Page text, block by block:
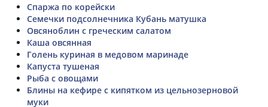
Спаржа по корейски
Семечки подсолнечника Кубань матушка
Овсяноблин с греческим салатом
Каша овсянная
Голень куриная в медовом маринаде
Капуста тушеная
Рыба с овощами
Блины на кефире с кипятком из цельнозерновой
муки